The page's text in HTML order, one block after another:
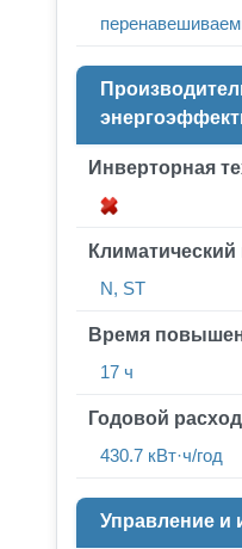
Инверторная
Климатический
N, ST
Время
17 ч
Годовой
430.7 кВт·ч/год
Управление и